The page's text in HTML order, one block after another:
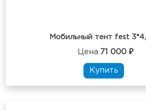
Мобильный тент fest
Цена 71 000 ₽
Купить